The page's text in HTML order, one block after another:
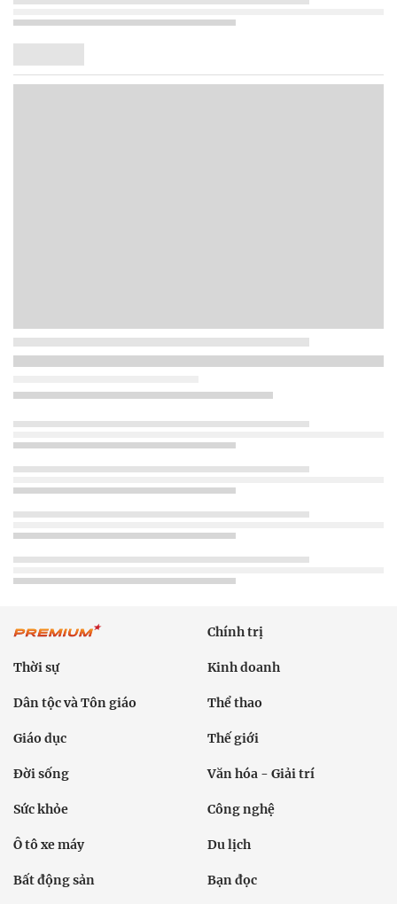
Chính trị
Thời sự Kinh doanh
Dân tộc và Tôn giáo Thể thao
Giáo dục Thế giới
Đời sống Văn hóa - Giải trí
Sức khỏe Công nghệ
Ô tô xe máy Du lịch
Bất động sản Bạn đọc